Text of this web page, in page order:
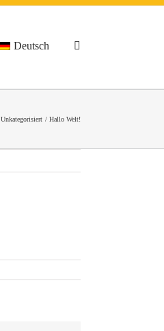
Deutsch
Unkategorisiert Hallo Welt!